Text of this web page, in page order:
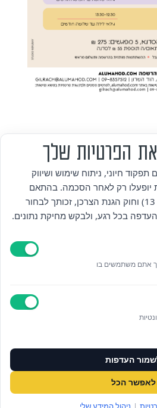
בטלפון/הודעה
073‭-‬
הפרטיות שלך
חיוני, ניתוח שימוש ושיווק
יופעלו רק לאחר הסכמה. בהתאם
לחוק הגנת הפרטיות (תיקון 13) וחוק הגנת הצרכן, זכותך לבחור
בכל רגע, ולבקש מחיקת נתונים.
אתם משתמשים בו
העדפות
לאפשר הכל